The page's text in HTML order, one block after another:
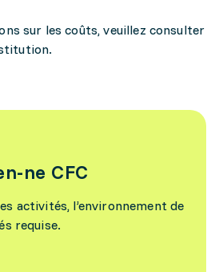
sur les coûts, veuillez consulter
ne CFC
activités, l’environnement de
requise.